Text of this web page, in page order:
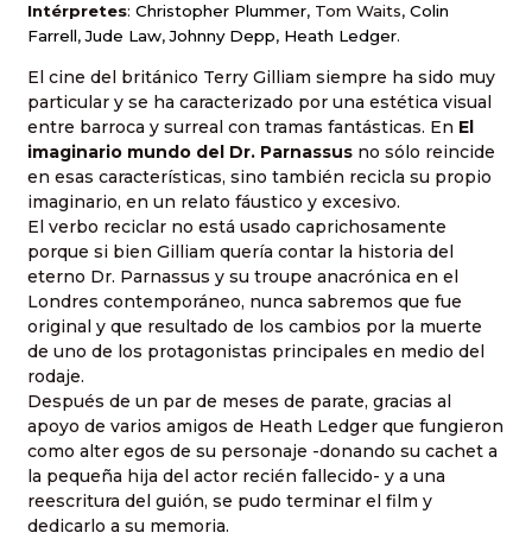
Intérpretes: Christopher Plummer, Tom Waits, Colin
Farrell,Jude Law,Johnny Depp, Heath Ledger.
El cine del británico Terry Gilliam siempre ha sido muy
particular y se ha caracterizado por una estética visual
entre barroca y surreal con tramas fantásticas. En El
imaginario mundo del Dr. Parnassus no sólo reincide
en esas características, sino también recicla su propio
imaginario, en un relato fáustico y excesivo.
El verbo reciclar no está usado caprichosamente
porque si bien Gilliam quería contar la historia del
eterno Dr. Parnassus y su troupe anacrónica en el
Londres contemporáneo, nunca sabremos que fue
original y que resultado de los cambios por la muerte
de uno de los protagonistas principales en medio del
rodaje.
Después de un par de meses de parate, gracias al
apoyo de varios amigos de Heath Ledger que fungieron
como alter egos de su personaje -donando su cachet a
la pequeña hija del actor recién fallecido- y a una
reescritura del guión, se pudo terminar el film y
dedicarlo a su memoria.